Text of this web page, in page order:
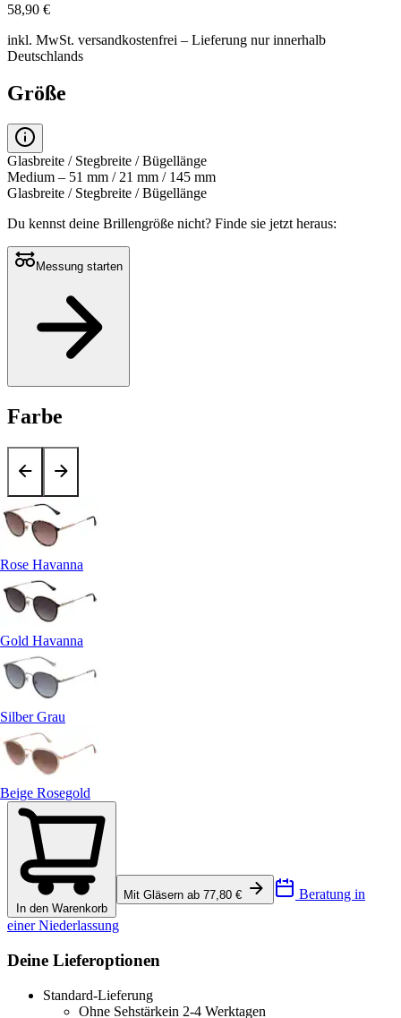
58,90 €
inkl. MwSt. versandkostenfrei – Lieferung nur innerhalb
Deutschlands
Größe
Glasbreite / Stegbreite / Bügellänge
Medium – 51 mm / 21 mm / 145 mm
Glasbreite / Stegbreite / Bügellänge
Du kennst deine Brillengröße nicht? Finde sie jetzt heraus:
Messung starten
Farbe
Rose Havanna
Gold Havanna
Silber Grau
Beige Rosegold
In den Warenkorb
Mit Gläsern ab 77,80 € Beratung in
einer Niederlassung
Deine Lieferoptionen
Standard-Lieferung
Ohne Sehstärkein 2-4 Werktagen